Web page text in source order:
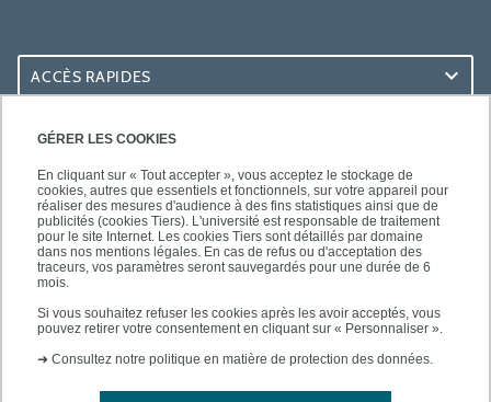
GÉRER LES COOKIES
En cliquant sur « Tout accepter », vous acceptez le stockage de
cookies, autres que essentiels et fonctionnels, sur votre appareil pour
réaliser des mesures d'audience à des fins statistiques ainsi que de
publicités (cookies Tiers). L'université est responsable de traitement
pour le site Internet. Les cookies Tiers sont détaillés par domaine
dans nos mentions légales. En cas de refus ou d'acceptation des
traceurs, vos paramètres seront sauvegardés pour une durée de 6
mois.
Si vous souhaitez refuser les cookies après les avoir acceptés, vous
pouvez retirer votre consentement en cliquant sur « Personnaliser ».
➜ Consultez notre politique en matière de protection des données.
ACCÈS RAPIDES
ACCÈS PRATIQUES
SUIVEZ-NOUS